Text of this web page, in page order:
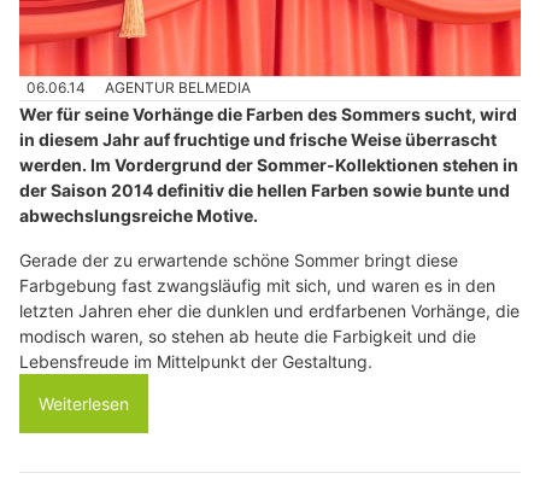
06.06.14 AGENTUR BELMEDIA
Wer für seine Vorhänge die Farben des Sommers sucht, wird
in diesem Jahr auf fruchtige und frische Weise überrascht
werden. Im Vordergrund der Sommer-Kollektionen stehen in
der Saison 2014 definitiv die hellen Farben sowie bunte und
abwechslungsreiche Motive.
Gerade der zu erwartende schöne Sommer bringt diese
Farbgebung fast zwangsläufig mit sich, und waren es in den
letzten Jahren eher die dunklen und erdfarbenen Vorhänge, die
modisch waren, so stehen ab heute die Farbigkeit und die
Lebensfreude im Mittelpunkt der Gestaltung.
Weiterlesen